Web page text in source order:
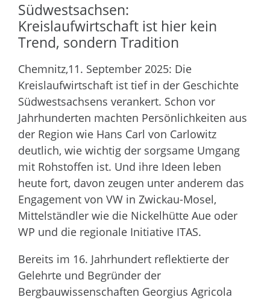
Südwestsachsen:
Kreislaufwirtschaft ist hier kein
Trend, sondern Tradition
Chemnitz,11. September 2025: Die
Kreislaufwirtschaft ist tief in der Geschichte
Südwestsachsens verankert. Schon vor
Jahrhunderten machten Persönlichkeiten aus
der Region wie Hans Carl von Carlowitz
deutlich, wie wichtig der sorgsame Umgang
mit Rohstoffen ist. Und ihre Ideen leben
heute fort, davon zeugen unter anderem das
Engagement von VW in Zwickau-Mosel,
Mittelständler wie die Nickelhütte Aue oder
WP und die regionale Initiative ITAS.
Bereits im 16. Jahrhundert reflektierte der
Gelehrte und Begründer der
Bergbauwissenschaften Georgius Agricola